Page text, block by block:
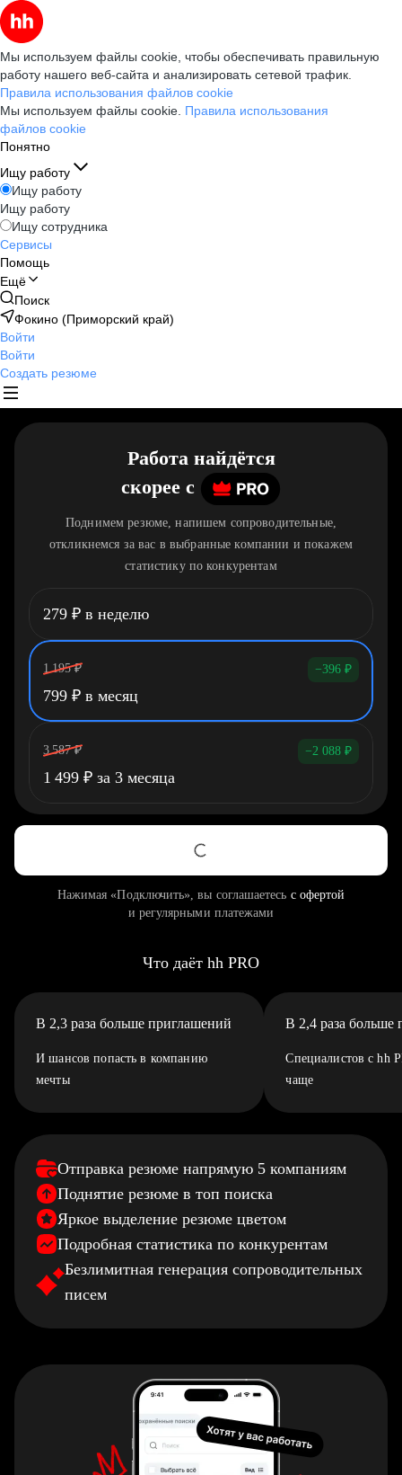
Мы используем файлы cookie, чтобы обеспечивать правильную
работу нашего веб-сайта и анализировать сетевой трафик.
Правила использования файлов cookie
Мы используем файлы cookie. Правила использования
файлов cookie
Понятно
Ищу работу
Ищу работу
Ищу работу
Ищу сотрудника
Сервисы
Помощь
Ещё
Поиск
Фокино (Приморский край)
Войти
Войти
Создать резюме
Работа найдётся
скорее c
Поднимем резюме, напишем сопроводительные,
откликнемся за вас в выбранные компании и покажем
статистику по конкурентам
279 ₽ в неделю
1 195 ₽ −396 ₽
799 ₽ в месяц
3 587 ₽ −2 088 ₽
1 499 ₽ за 3 месяца
Нажимая «Подключить», вы соглашаетесь с офертой
и регулярными платежами
Что даёт hh PRO
В 2,3 раза больше приглашений
И шансов попасть в компанию
мечты
В 2,4 раза больше
Специалистов с hh
чаще
Отправка резюме напрямую 5 компаниям
Поднятие резюме в топ поиска
Яркое выделение резюме цветом
Подробная статистика по конкурентам
Безлимитная генерация сопроводительных
писем